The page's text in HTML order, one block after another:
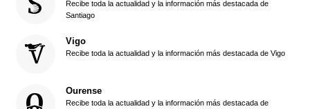
Recibe toda la actualidad y la información más destacada de
Santiago
Vigo
Recibe toda la actualidad y la información más destacada de Vigo
Ourense
Recibe toda la actualidad y la información más destacada de